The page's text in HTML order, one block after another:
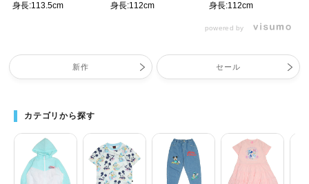
身長:113.5cm
身長:112cm
身長:112cm
powered by
新作 セール
カテゴリから探す